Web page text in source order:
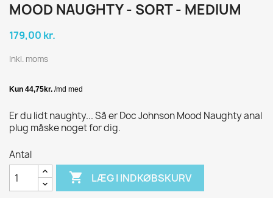
MOOD NAUGHTY - SORT - MEDIUM
179,00 kr.
Inkl. moms
Er du lidt naughty... Så er Doc Johnson Mood Naughty anal
plug måske noget for dig.
Antal
 LÆG I INDKØBSKURV